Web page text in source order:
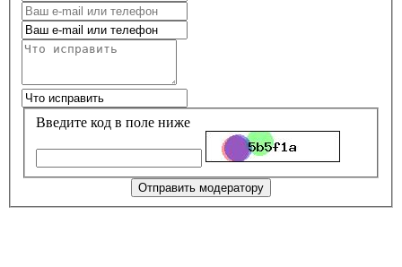
Введите код в поле ниже
Отправить модератору